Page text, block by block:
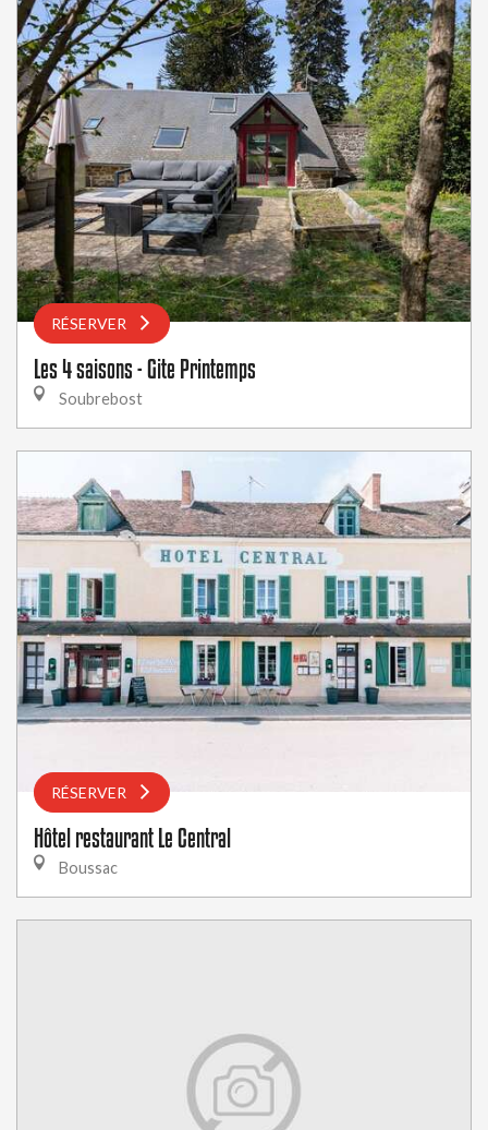
RÉSERVER
Les 4 saisons - Gite Printemps
Soubrebost
RÉSERVER
Hôtel restaurant Le Central
Boussac